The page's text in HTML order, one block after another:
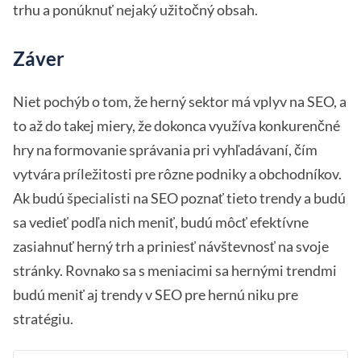
trhu a ponúknuť nejaký užitočný obsah.
Záver
Niet pochýb o tom, že herný sektor má vplyv na SEO, a
to až do takej miery, že dokonca využíva konkurenčné
hry na formovanie správania pri vyhľadávaní, čím
vytvára príležitosti pre rôzne podniky a obchodníkov.
Ak budú špecialisti na SEO poznať tieto trendy a budú
sa vedieť podľa nich meniť, budú môcť efektívne
zasiahnuť herný trh a priniesť návštevnosť na svoje
stránky. Rovnako sa s meniacimi sa hernými trendmi
budú meniť aj trendy v SEO pre hernú niku pre
stratégiu.